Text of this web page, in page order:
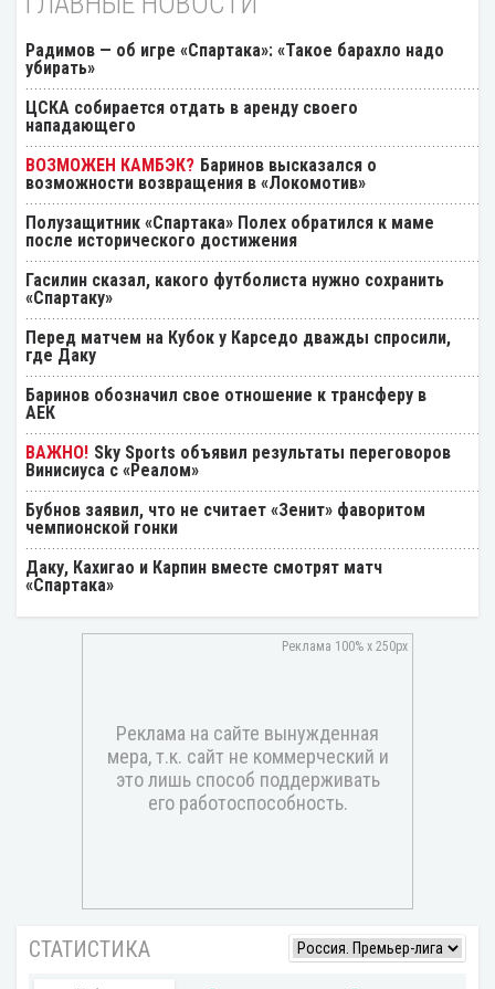
Радимов — об игре «Спартака»: «Такое барахло надо
убирать»
ЦСКА собирается отдать в аренду своего
нападающего
Баринов высказался о
возможности возвращения в «Локомотив»
Полузащитник «Спартака» Полех обратился к маме
после исторического достижения
Гасилин сказал, какого футболиста нужно сохранить
«Спартаку»
Перед матчем на Кубок у Карседо дважды спросили,
где Даку
Баринов обозначил свое отношение к трансферу в
АЕК
Sky Sports объявил результаты переговоров
Винисиуса с «Реалом»
Бубнов заявил, что не считает «Зенит» фаворитом
чемпионской гонки
Даку, Кахигао и Карпин вместе смотрят матч
«Спартака»